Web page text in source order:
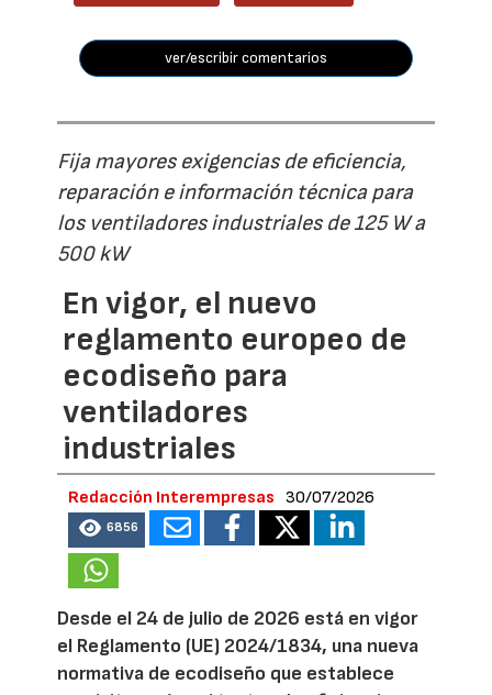
ver/escribir comentarios
Fija mayores exigencias de eficiencia,
reparación e información técnica para
los ventiladores industriales de 125 W a
500 kW
En vigor, el nuevo
reglamento europeo de
ecodiseño para
ventiladores
industriales
Redacción Interempresas 30/07/2026
6856
Desde el 24 de julio de 2026 está en vigor
el Reglamento (UE) 2024/1834, una nueva
normativa de ecodiseño que establece